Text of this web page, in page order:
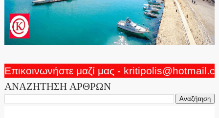
Επικοινωνήστε μαζί μας -
ΑΝΑΖΗΤΗΣΗ ΑΡΘΡΩΝ